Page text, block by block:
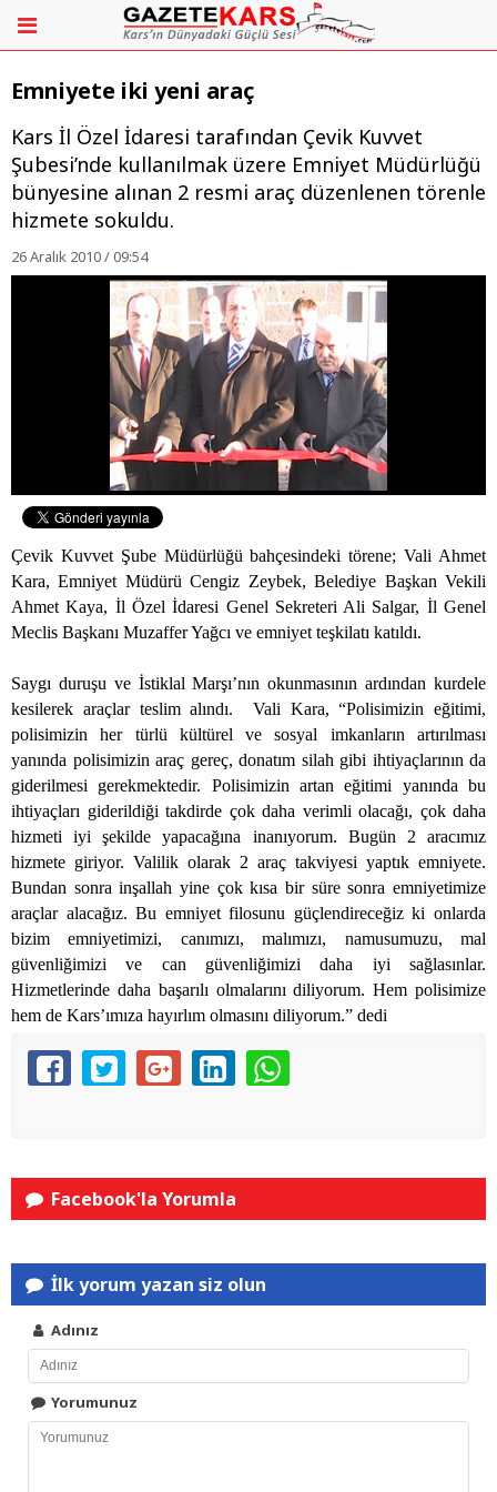
Emniyete iki yeni araç
Kars İl Özel İdaresi tarafından Çevik Kuvvet
Şubesi’nde kullanılmak üzere Emniyet Müdürlüğü
bünyesine alınan 2 resmi araç düzenlenen törenle
hizmete sokuldu.
26 Aralık 2010 / 09:54
Çevik Kuvvet Şube Müdürlüğü bahçesindeki törene; Vali Ahmet
Kara, Emniyet Müdürü Cengiz Zeybek, Belediye Başkan Vekili
Ahmet Kaya, İl Özel İdaresi Genel Sekreteri Ali Salgar, İl Genel
Meclis Başkanı Muzaffer Yağcı ve emniyet teşkilatı katıldı.
Saygı duruşu ve İstiklal Marşı’nın okunmasının ardından kurdele
kesilerek araçlar teslim alındı.
Vali Kara, “Polisimizin eğitimi,
polisimizin her türlü kültürel ve sosyal imkanların artırılması
yanında polisimizin araç gereç, donatım silah gibi ihtiyaçlarının da
giderilmesi gerekmektedir. Polisimizin artan eğitimi yanında bu
ihtiyaçları giderildiği takdirde çok daha verimli olacağı, çok daha
hizmeti iyi şekilde yapacağına inanıyorum. Bugün 2 aracımız
hizmete giriyor. Valilik olarak 2 araç takviyesi yaptık emniyete.
Bundan sonra inşallah yine çok kısa bir süre sonra emniyetimize
araçlar alacağız. Bu emniyet filosunu güçlendireceğiz ki onlarda
bizim emniyetimizi, canımızı, malımızı, namusumuzu, mal
güvenliğimizi ve can güvenliğimizi daha iyi sağlasınlar.
Hizmetlerinde daha başarılı olmalarını diliyorum. Hem polisimize
hem de Kars’ımıza hayırlım olmasını diliyorum.” dedi
Facebook'la Yorumla
İlk yorum yazan siz olun
Adınız
Yorumunuz